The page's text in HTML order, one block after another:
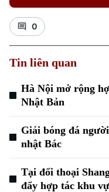
0
Tin liên quan
Hà Nội mở rộng
Nhật Bản
Giải bóng đá
nhật Bác
Tại đối thoại
đẩy hợp tác khu